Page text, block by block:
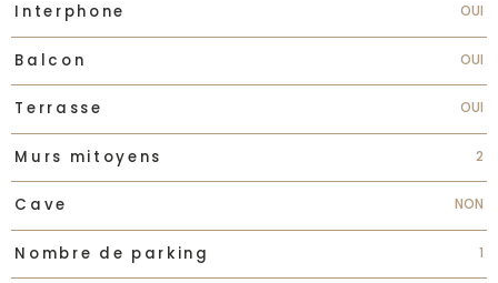
Interphone OUI
Balcon OUI
Terrasse OUI
Murs mitoyens 2
Cave NON
Nombre de parking 1